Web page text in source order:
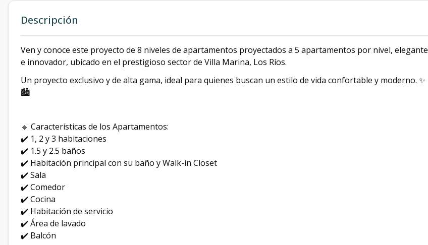
Descripción
Ven y conoce este proyecto de 8 niveles de apartamentos proyectados a 5 apartamentos por nivel, elegante
e innovador, ubicado en el prestigioso sector de Villa Marina, Los Ríos.
Un proyecto exclusivo y de alta gama, ideal para quienes buscan un estilo de vida confortable y moderno. ✨
🏙️
🔹 Características de los Apartamentos:
✔️ 1, 2 y 3 habitaciones
✔️ 1.5 y 2.5 baños
✔️ Habitación principal con su baño y Walk-in Closet
✔️ Sala
✔️ Comedor
✔️ Cocina
✔️ Habitación de servicio
✔️ Área de lavado
✔️ Balcón